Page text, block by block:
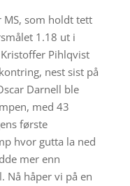
MS, som holdt tett
1.18 ut i
Pihlqvist
nest sist på
Darnell ble
med 43
første
hvor gutta la ned
mer enn
Nå håper vi på en